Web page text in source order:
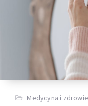
Medycyna i zdrowie